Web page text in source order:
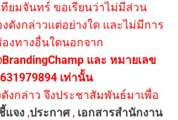
ยมจันทร์ ขอเรียนว่าไม่มีส่วน
งดังกล่าวแต่อย่างใด และไม่มีการ
งทางอื่นใดนอกจาก
และ หมายเลข
เท่านั้น
งกล่าว จึงประชาสัมพันธ์มาเพื่อ
แจง ,ประกาศ, เอกสารสำนักงาน